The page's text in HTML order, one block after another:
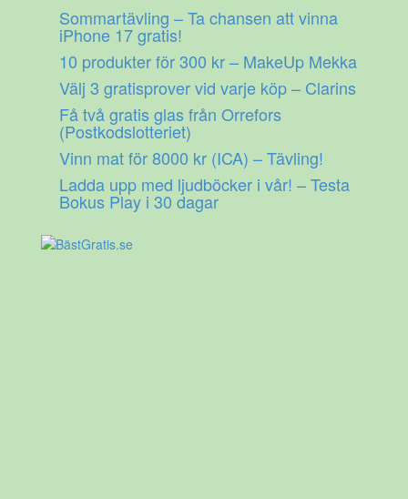
Sommartävling – Ta chansen att vinna
iPhone 17 gratis!
10 produkter för 300 kr – MakeUp Mekka
Välj 3 gratisprover vid varje köp – Clarins
Få två gratis glas från Orrefors
(Postkodslotteriet)
Vinn mat för 8000 kr (ICA) – Tävling!
Ladda upp med ljudböcker i vår! – Testa
Bokus Play i 30 dagar